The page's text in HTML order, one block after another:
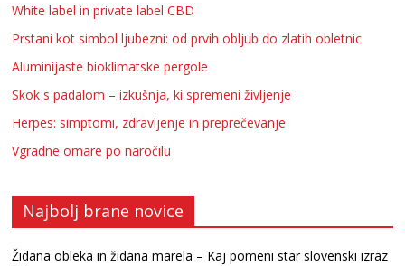
White label in private label CBD
Prstani kot simbol ljubezni: od prvih obljub do zlatih obletnic
Aluminijaste bioklimatske pergole
Skok s padalom – izkušnja, ki spremeni življenje
Herpes: simptomi, zdravljenje in preprečevanje
Vgradne omare po naročilu
Najbolj brane novice
Židana obleka in židana marela – Kaj pomeni star slovenski izraz